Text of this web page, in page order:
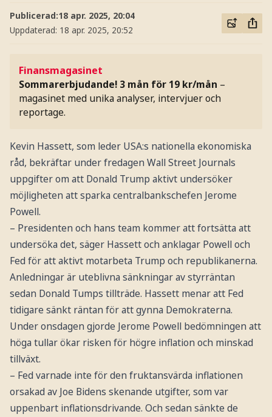
Publicerad:18 apr. 2025, 20:04
Uppdaterad: 18 apr. 2025, 20:52
Finansmagasinet
Sommarerbjudande! 3 mån för 19 kr/mån –
magasinet med unika analyser, intervjuer och
reportage.
Kevin Hassett, som leder USA:s nationella ekonomiska
råd, bekräftar under fredagen Wall Street Journals
uppgifter om att Donald Trump aktivt undersöker
möjligheten att sparka centralbankschefen Jerome
Powell.
– Presidenten och hans team kommer att fortsätta att
undersöka det, säger Hassett och anklagar Powell och
Fed för att aktivt motarbeta Trump och republikanerna.
Anledningar är uteblivna sänkningar av styrräntan
sedan Donald Tumps tillträde. Hassett menar att Fed
tidigare sänkt räntan för att gynna Demokraterna.
Under onsdagen gjorde Jerome Powell bedömningen att
höga tullar ökar risken för högre inflation och minskad
tillväxt.
– Fed varnade inte för den fruktansvärda inflationen
orsakad av Joe Bidens skenande utgifter, som var
uppenbart inflationsdrivande. Och sedan sänkte de